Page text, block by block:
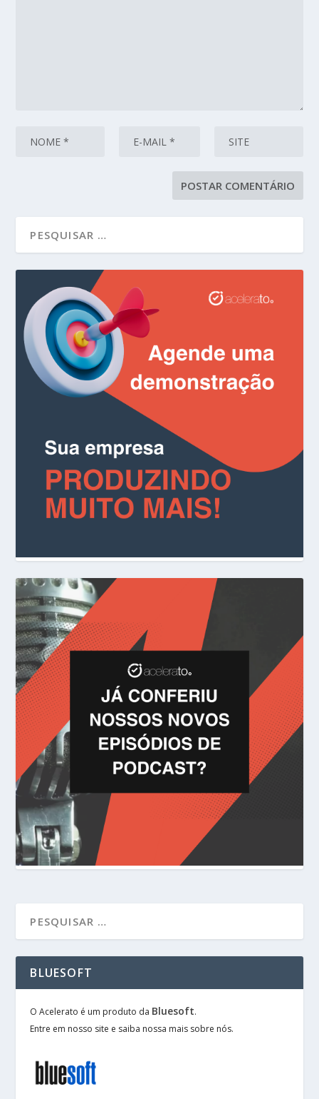
BLUESOFT
O Acelerato é um produto da Bluesoft.
Entre em nosso site e saiba nossa mais sobre nós.